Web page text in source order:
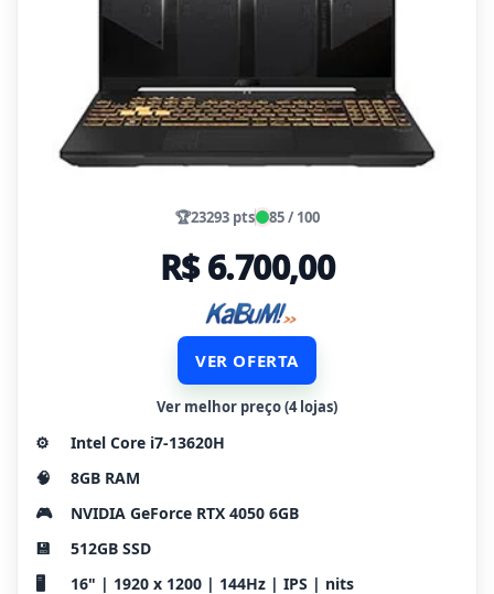
🏆23293 pts 85 / 100
R$ 6.700,00
VER OFERTA
Ver melhor preço (4 lojas)
⚙️
Intel Core i7-13620H
🧠
8GB RAM
🎮
NVIDIA GeForce RTX 4050 6GB
💾
512GB SSD
🖥️
16" | 1920 x 1200 | 144Hz | IPS | nits